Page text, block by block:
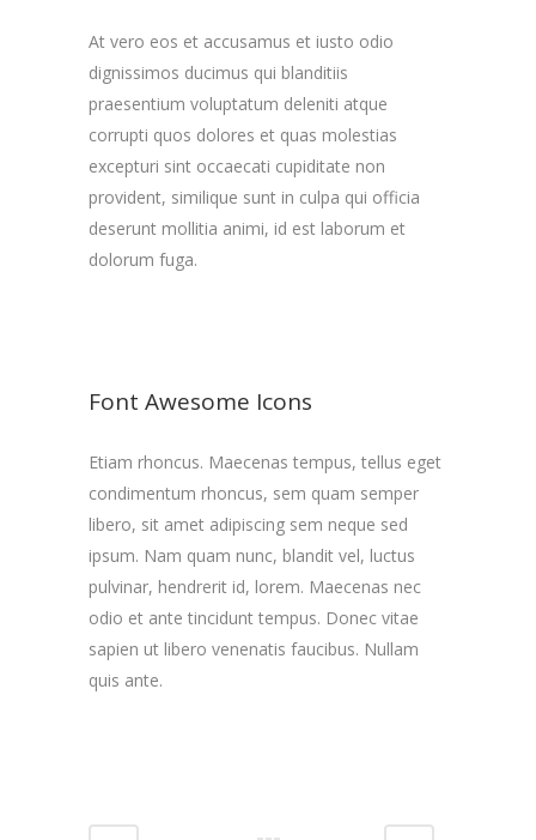
At vero eos et accusamus et iusto odio
dignissimos ducimus qui blanditiis
praesentium voluptatum deleniti atque
corrupti quos dolores et quas molestias
excepturi sint occaecati cupiditate non
provident, similique sunt in culpa qui officia
deserunt mollitia animi, id est laborum et
dolorum fuga.
Font Awesome Icons
Etiam rhoncus. Maecenas tempus, tellus eget
condimentum rhoncus, sem quam semper
libero, sit amet adipiscing sem neque sed
ipsum. Nam quam nunc, blandit vel, luctus
pulvinar, hendrerit id, lorem. Maecenas nec
odio et ante tincidunt tempus. Donec vitae
sapien ut libero venenatis faucibus. Nullam
quis ante.